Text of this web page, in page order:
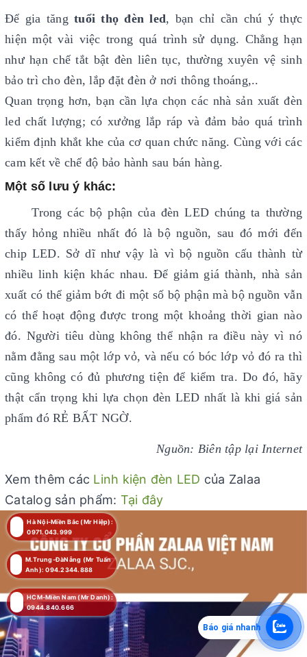
Để gia tăng tuổi thọ đèn led, bạn chỉ cần chú ý thực
hiện một vài việc trong quá trình sử dụng. Chẳng hạn
như hạn chế tắt bật đèn liên tục, thường xuyên vệ sinh
bảo trì cho đèn, lắp đặt đèn ở nơi thông thoáng,..
Quan trọng hơn, bạn cần lựa chọn các nhà sản xuất đèn
led chất lượng; có xưởng lắp ráp và đảm bảo quá trình
kiểm định khắt khe của cơ quan chức năng. Cùng với các
cam kết về chế độ bảo hành sau bán hàng.
Một số lưu ý khác:
Trong các bộ phận của đèn LED chúng ta thường
thấy hỏng nhiều nhất đó là bộ nguồn, sau đó mới đến
chip LED. Sở dĩ như vậy là vì bộ nguồn cấu thành từ
nhiều linh kiện khác nhau. Để giảm giá thành, nhà sản
xuất có thể giảm bớt đi một số bộ phận mà bộ nguồn vẫn
có thể hoạt động được trong một khoảng thời gian nào
đó. Người tiêu dùng không thể nhận ra điều này vì nó
nằm đằng sau một lớp vỏ, và nếu có bóc lớp vỏ đó ra thì
cũng không có đủ phương tiện để kiểm tra. Do đó, hãy
thật cẩn trọng khi lựa chọn đèn LED nhất là khi giá sản
phẩm đó RẺ BẤT NGỜ.
Nguồn: Biên tập lại Internet
Xem thêm các Linh kiện đèn LED của Zalaa
Catalog sản phẩm: Tại đây
HCM-Miền Nam (Mr Danh):
0944.840.666
Hà Nội-Miền Bắc (Mr Hiệp):
0971.043.999
M.Trung-ĐàNẵng (Mr Tuấn
Anh): 094.2344.888
Báo giá nhanh